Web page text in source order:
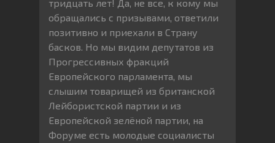
тридцать лет! Да, не все, к кому мы
обращались с призывами, ответили
позитивно и приехали в Страну
басков. Но мы видим депутатов из
Прогрессивных фракций
Европейского парламента, мы
слышим товарищей из британской
Лейбористской партии и из
Европейской зелёной партии, на
Форуме есть молодые социалисты